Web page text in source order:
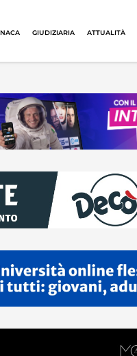
GIUDIZIARIA ATTUALITÀ